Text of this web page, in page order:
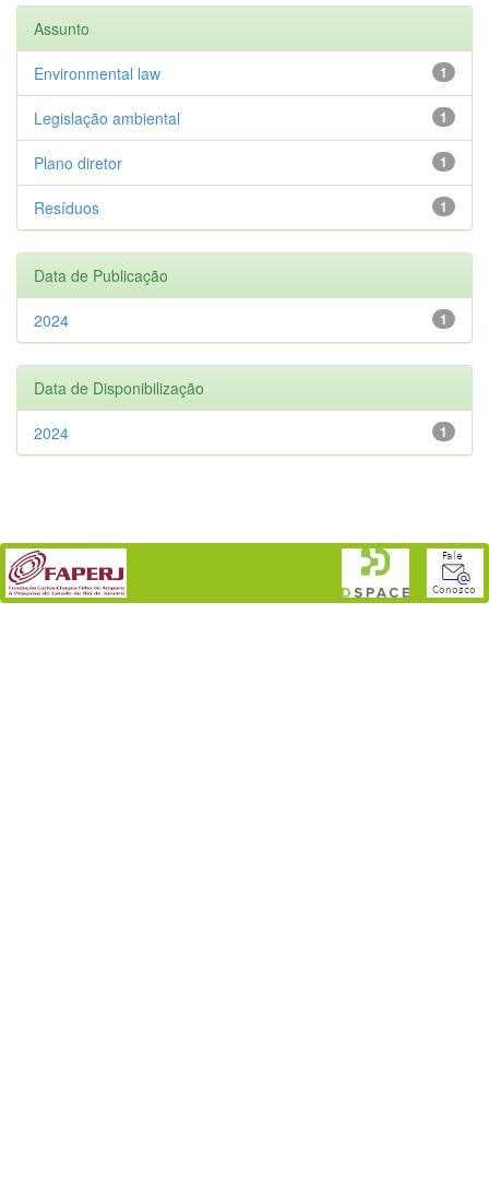
Assunto
1
Environmental law
1
Legislação ambiental
1
Plano diretor
1
Resíduos
Data de Publicação
1
2024
Data de Disponibilização
1
2024